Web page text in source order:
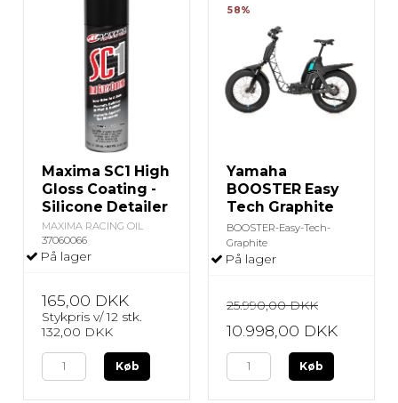
Maxima SC1 High
Gloss Coating -
Silicone Detailer
MAXIMA RACING OIL
37060066
På lager
165,00 DKK
Stykpris v/ 12 stk.
132,00 DKK
Køb
58%
Yamaha
BOOSTER Easy
Tech Graphite
BOOSTER-Easy-Tech-
Graphite
På lager
25.990,00 DKK
10.998,00 DKK
Køb